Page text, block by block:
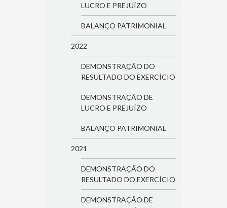
LUCRO E PREJUÍZO
BALANÇO PATRIMONIAL
2022
DEMONSTRAÇÃO DO
RESULTADO DO EXERCÍCIO
DEMONSTRAÇÃO DE
LUCRO E PREJUÍZO
BALANÇO PATRIMONIAL
2021
DEMONSTRAÇÃO DO
RESULTADO DO EXERCÍCIO
DEMONSTRAÇÃO DE